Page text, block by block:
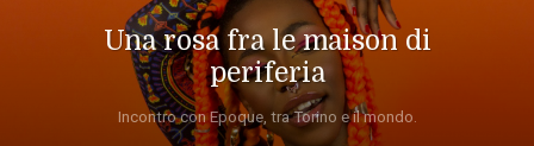
Una rosa fra le maison di
periferia
Incontro con Epoque, tra Torino e il mondo.